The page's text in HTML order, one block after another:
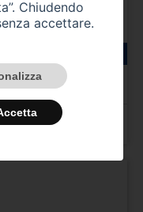
Chiudendo
accettare.